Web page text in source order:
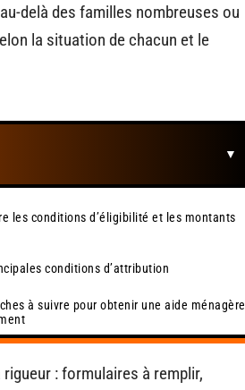
delà des familles nombreuses ou
la situation de chacun et le
les conditions d’éligibilité et les montants
conditions d’attribution
à suivre pour obtenir une aide ménagère
: formulaires à remplir,